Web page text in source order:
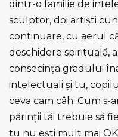
dintr-o familie de
sculptor, doi artişti
continuare, cu aerul
deschidere spirituală,
consecinţa gradului
intelectuali şi tu,
ceva cam câh. Cum s-
părinţii tăi trebuie să
tu nu eşti mult mai